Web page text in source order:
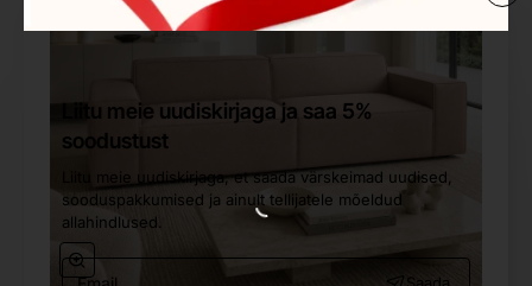
Liitu meie uudiskirjaga ja saa 5%
soodustust
Liitu meie uudiskirjaga, et saada värskeimad uudised,
sooduspakkumised ja ainult tellijatele mõeldud
allahindlused.
Email